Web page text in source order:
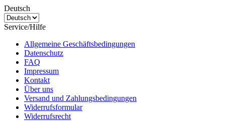
Deutsch
Service/Hilfe
Allgemeine Geschäftsbedingungen
Datenschutz
FAQ
Impressum
Kontakt
Über uns
Versand und Zahlungsbedingungen
Widerrufsformular
Widerrufsrecht